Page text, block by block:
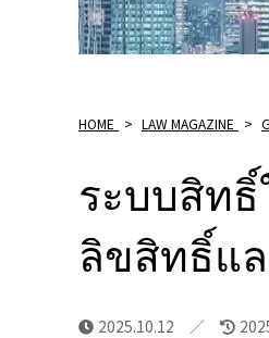
HOME > LAW MAGAZINE >
ระบบสิท
ลิขสิทธิ์แ
2025.10.12